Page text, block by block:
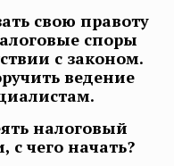
свою правоту
споры
с законом.
ведение
налоговый
чего начать?